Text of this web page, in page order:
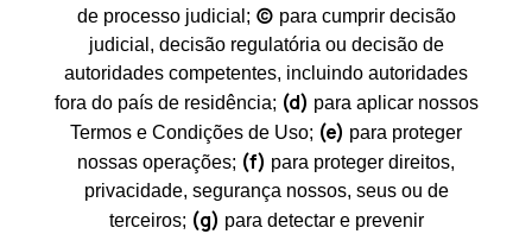
de processo judicial; (c) para cumprir decisão
judicial, decisão regulatória ou decisão de
autoridades competentes, incluindo autoridades
fora do país de residência; (d) para aplicar nossos
Termos e Condições de Uso; (e) para proteger
nossas operações; (f) para proteger direitos,
privacidade, segurança nossos, seus ou de
terceiros; (g) para detectar e prevenir